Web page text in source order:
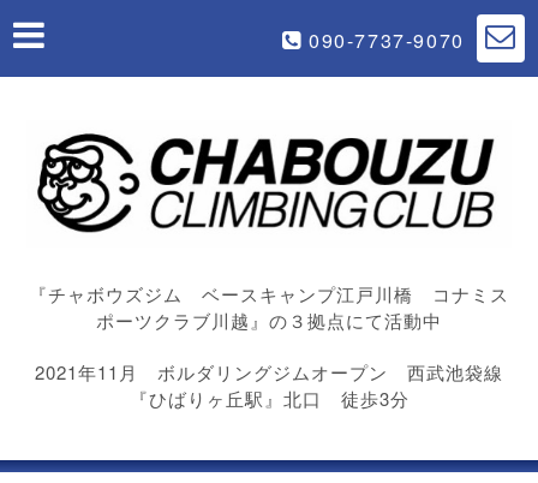
090-7737-9070
『チャボウズジム ベースキャンプ江戸川橋 コナミス
ポーツクラブ川越』の３拠点にて活動中
2021年11月 ボルダリングジムオープン 西武池袋線
『ひばりヶ丘駅』北口 徒歩3分